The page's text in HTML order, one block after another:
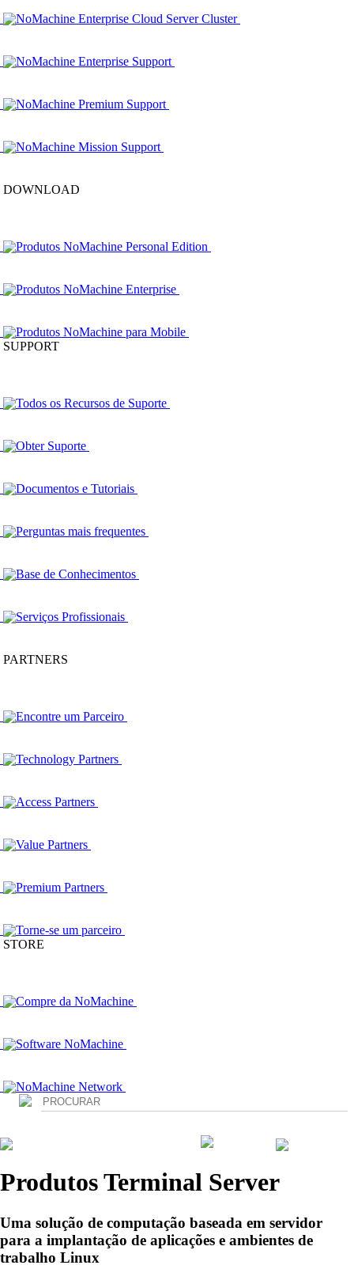
NoMachine Enterprise Cloud Server Cluster
NoMachine Enterprise Support
NoMachine Premium Support
NoMachine Mission Support
DOWNLOAD
Produtos NoMachine Personal Edition
Produtos NoMachine Enterprise
Produtos NoMachine para Mobile
SUPPORT
Todos os Recursos de Suporte
Obter Suporte
Documentos e Tutoriais
Perguntas mais frequentes
Base de Conhecimentos
Serviços Profissionais
PARTNERS
Encontre um Parceiro
Technology Partners
Access Partners
Value Partners
Premium Partners
Torne-se um parceiro
STORE
Compre da NoMachine
Software NoMachine
NoMachine Network
Produtos Terminal Server
Uma solução de computação baseada em servidor
para a implantação de aplicações e ambientes de
trabalho Linux